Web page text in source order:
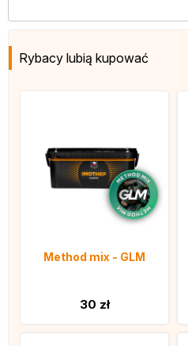
Rybacy lubią kupować
Method mix - GLM
30 zł